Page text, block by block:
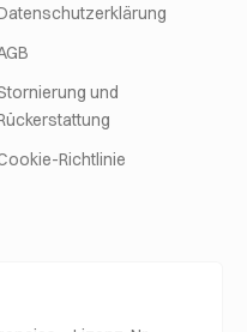
und
Richtlinie